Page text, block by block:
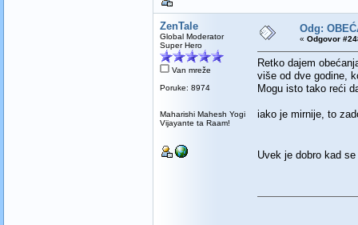
ZenTale
Global Moderator
Super Hero
Van mreže
Poruke: 8974
Maharishi Mahesh Yogi
Vijayante ta Raam!
Odg:
« Odgovor
Retko dajem
više od dve godine,
Mogu isto tako reći
iako je mirnije, to
Uvek je dobro kad